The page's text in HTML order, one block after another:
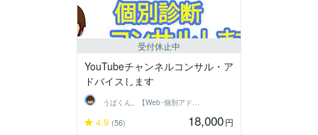
受付休止中
YouTubeチャンネルコンサル・ア
ドバイスします
うぱくん。【Web･個別アドバイス系】
4.9 (56) 18,000円